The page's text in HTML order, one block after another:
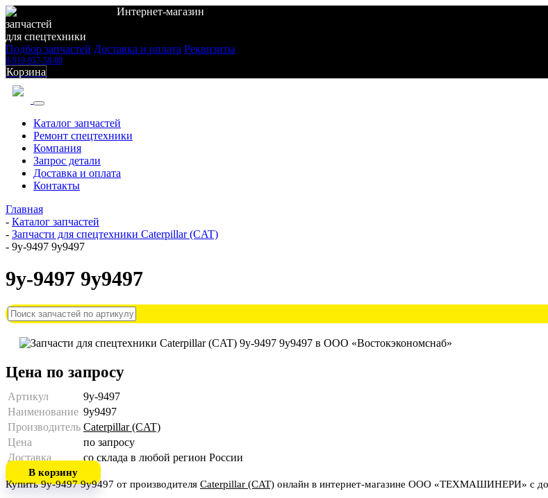
Интернет-магазин
запчастей
для спецтехники
Подбор запчастей Доставка и оплата Реквизиты
8-919-957-58-80
Корзина
Каталог запчастей
Ремонт спецтехники
Компания
Запрос детали
Доставка и оплата
Контакты
Главная
- Каталог запчастей
- Запчасти для спецтехники Caterpillar (CAT)
- 9y-9497 9y9497
9y-9497 9y9497
Цена по запросу
Артикул
9y-9497
Наименование 9y9497
Производитель Caterpillar (CAT)
Цена
по запросу
Доставка
со склада в любой регион России
В корзину
Купить 9y-9497 9y9497 от производителя Caterpillar (CAT) онлайн в интернет-магазине ООО «ТЕХМАШИНЕРИ» с